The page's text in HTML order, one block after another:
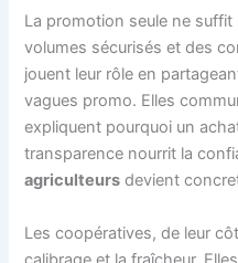
La promotion seule ne
volumes sécurisés et des
jouent leur rôle en
vagues promo. Elles
expliquent pourquoi un
transparence nourrit la
agriculteurs devient
Les coopératives, de leur